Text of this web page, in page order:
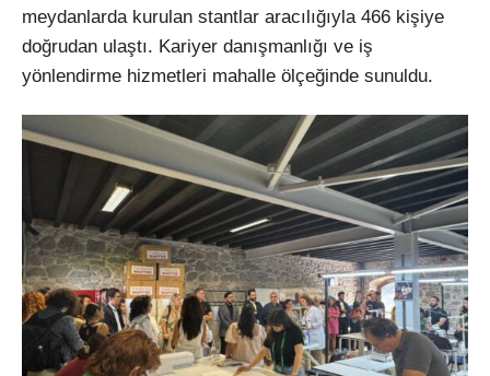
meydanlarda kurulan stantlar aracılığıyla 466 kişiye
doğrudan ulaştı. Kariyer danışmanlığı ve iş
yönlendirme hizmetleri mahalle ölçeğinde sunuldu.